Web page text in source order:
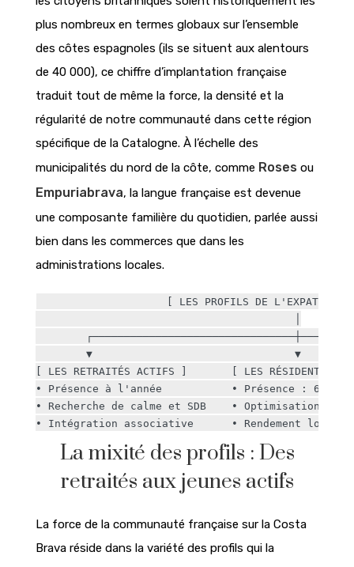
plus nombreux en termes globaux sur l’ensemble
des côtes espagnoles (ils se situent aux alentours
de 40 000), ce chiffre d’implantation française
traduit tout de même la force, la densité et la
régularité de notre communauté dans cette région
spécifique de la Catalogne. À l’échelle des
municipalités du nord de la côte, comme Roses ou
Empuriabrava, la langue française est devenue
une composante familière du quotidien, parlée aussi
bien dans les commerces que dans les
administrations locales.
[ LES PROFILS DE
▼                                ▼
[ LES RETRAITÉS ACTIFS ]       [ LES RÉSIDENTS
• Présence à l'année           • Présence : 6
• Recherche de calme et SDB    • Optimisation
La mixité des profils : Des
retraités aux jeunes actifs
La force de la communauté française sur la Costa
Brava réside dans la variété des profils qui la